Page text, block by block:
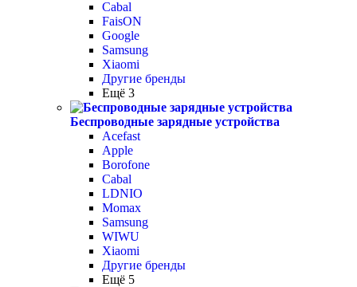
Cabal
FaisON
Google
Samsung
Xiaomi
Другие бренды
Ещё 3
Беспроводные зарядные устройства
Acefast
Apple
Borofone
Cabal
LDNIO
Momax
Samsung
WIWU
Xiaomi
Другие бренды
Ещё 5